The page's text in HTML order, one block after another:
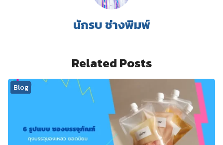
นักรบ ช่างพิมพ์
Related Posts
Blog